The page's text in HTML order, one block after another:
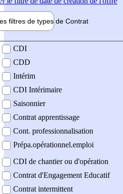
filtres de types de Contrat
contrat
CDI
CDD
Intérim
CDI Intérimaire
Saisonnier
Contrat apprentissage
Cont. professionnalisation
Prépa.opérationnel.emploi
CDI de chantier ou d'opération
Contrat d'Engagement Educatif
Contrat intermittent